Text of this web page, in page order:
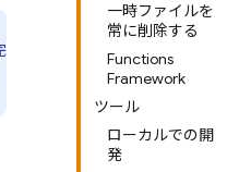
一時ファイルを
常に削除する
Functions
Framework
ツール
ローカルでの開
発